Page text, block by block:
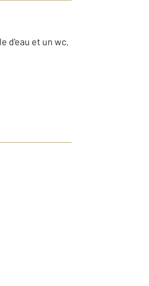
d'eau et un wc.